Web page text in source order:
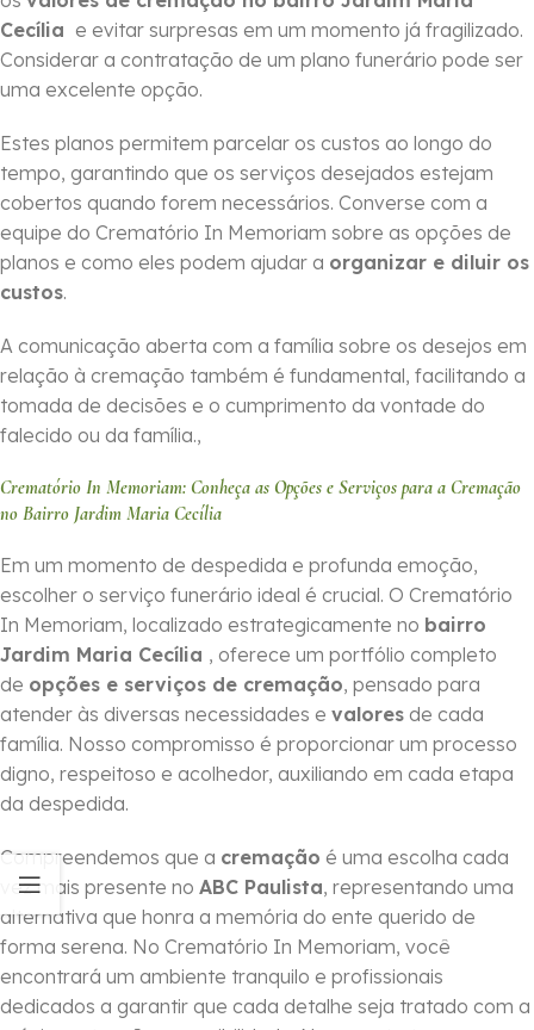
Cecília e evitar surpresas em um momento já fragilizado.
Considerar a contratação de um plano funerário pode ser
uma excelente opção.
Estes planos permitem parcelar os custos ao longo do
tempo, garantindo que os serviços desejados estejam
cobertos quando forem necessários. Converse com a
equipe do Crematório In Memoriam sobre as opções de
planos e como eles podem ajudar a organizar e diluir os
custos.
A comunicação aberta com a família sobre os desejos em
relação à cremação também é fundamental, facilitando a
tomada de decisões e o cumprimento da vontade do
falecido ou da família.,
Crematório In Memoriam: Conheça as Opções e Serviços para a Cremação
no Bairro Jardim Maria Cecília
Em um momento de despedida e profunda emoção,
escolher o serviço funerário ideal é crucial. O Crematório
In Memoriam, localizado estrategicamente no bairro
Jardim Maria Cecília , oferece um portfólio completo
de opções e serviços de cremação, pensado para
atender às diversas necessidades e valores de cada
família. Nosso compromisso é proporcionar um processo
digno, respeitoso e acolhedor, auxiliando em cada etapa
da despedida.
Compreendemos que a cremação é uma escolha cada
vez mais presente no ABC Paulista, representando uma
alternativa que honra a memória do ente querido de
forma serena. No Crematório In Memoriam, você
encontrará um ambiente tranquilo e profissionais
dedicados a garantir que cada detalhe seja tratado com a